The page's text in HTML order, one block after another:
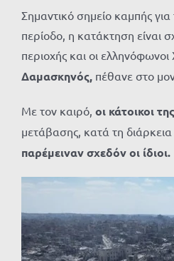
Σημαντικό σημείο καμπής
περίοδο, η κατάκτηση είναι
περιοχής και οι ελληνόφωνοι
Δαμασκηνός, πέθανε στο
Με τον καιρό, οι κάτοικοι
μετάβασης, κατά τη
παρέμειναν σχεδόν οι ίδιοι.